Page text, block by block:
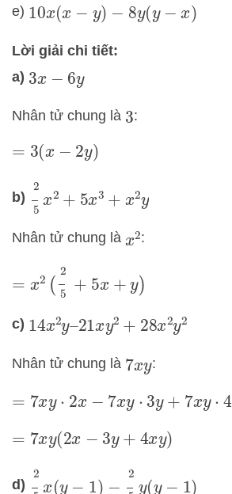
e) 10x(x−y )−8y y−x)
Lời giải chi tiết:
a) 3x −6 y
Nhân tử chung là 3:
=3(x− 2y )
b) 2 x2 + 5x 3 + y
Nhân tử chung là x2:
2( 2 5+ 5 x+
c) 14x2y–21xy 2+ 28x2y2
Nhân tử chung là 7xy:
=7xy⋅2 x−7 xy⋅3y+ 7xy⋅4xy
=7xy(2x− 3y +4 xy )
d) 2 x( 1) − y y−